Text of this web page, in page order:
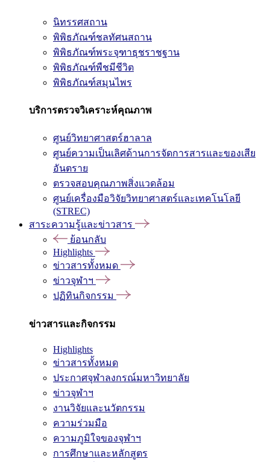
นิทรรศสถาน
พิพิธภัณฑ์ชลทัศนสถาน
พิพิธภัณฑ์พระจุฑาธุชราชฐาน
พิพิธภัณฑ์พืชมีชีวิต
พิพิธภัณฑ์สมุนไพร
บริการตรวจวิเคราะห์คุณภาพ
ศูนย์วิทยาศาสตร์ฮาลาล
ศูนย์ความเป็นเลิศด้านการจัดการสารและของเสีย
อันตราย
ตรวจสอบคุณภาพสิ่งแวดล้อม
ศูนย์เครื่องมือวิจัยวิทยาศาสตร์และเทคโนโลยี
(STREC)
สาระความรู้และข่าวสาร
ย้อนกลับ
Highlights
ข่าวสารทั้งหมด
ข่าวจุฬาฯ
ปฏิทินกิจกรรม
ข่าวสารและกิจกรรม
Highlights
ข่าวสารทั้งหมด
ประกาศจุฬาลงกรณ์มหาวิทยาลัย
ข่าวจุฬาฯ
งานวิจัยและนวัตกรรม
ความร่วมมือ
ความภูมิใจของจุฬาฯ
การศึกษาและหลักสูตร